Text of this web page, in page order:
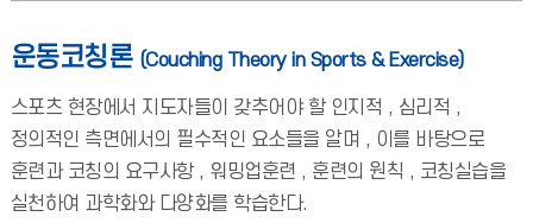
운동코칭론 (Couching Theory in Sports & Exercise)
스포츠 현장에서 지도자들이 갖추어야 할 인지적 , 심리적 ,
정의적인 측면에서의 필수적인 요소들을 알며 , 이를 바탕으로
훈련과 코칭의 요구사항 , 워밍업훈련 , 훈련의 원칙 , 코칭실습을
실천하여 과학화와 다양화를 학습한다.